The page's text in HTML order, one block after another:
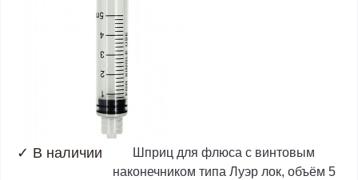
✓ В наличии
Шприц для флюса с винтовым
наконечником типа Луэр лок, объём 5